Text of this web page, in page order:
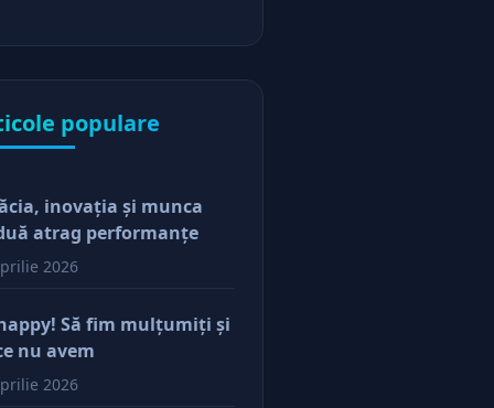
populare
inovaţia şi munca
atrag performanţe
2026
Să fim mulţumiţi şi
nu avem
2026